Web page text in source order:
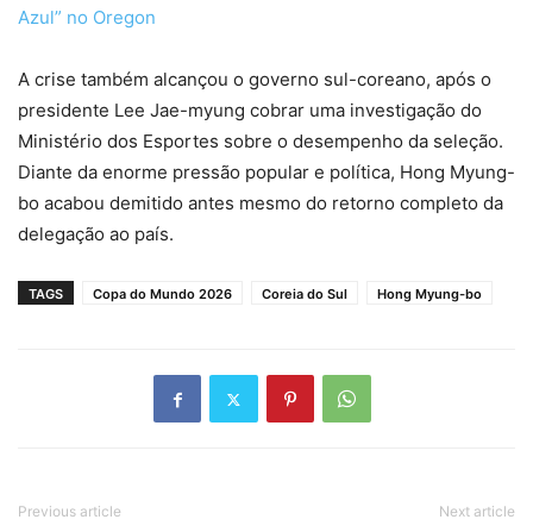
Azul” no Oregon
A crise também alcançou o governo sul-coreano, após o
presidente Lee Jae-myung cobrar uma investigação do
Ministério dos Esportes sobre o desempenho da seleção.
Diante da enorme pressão popular e política, Hong Myung-
bo acabou demitido antes mesmo do retorno completo da
delegação ao país.
TAGS Copa do Mundo 2026 Coreia do Sul Hong Myung-bo
Previous article Next article